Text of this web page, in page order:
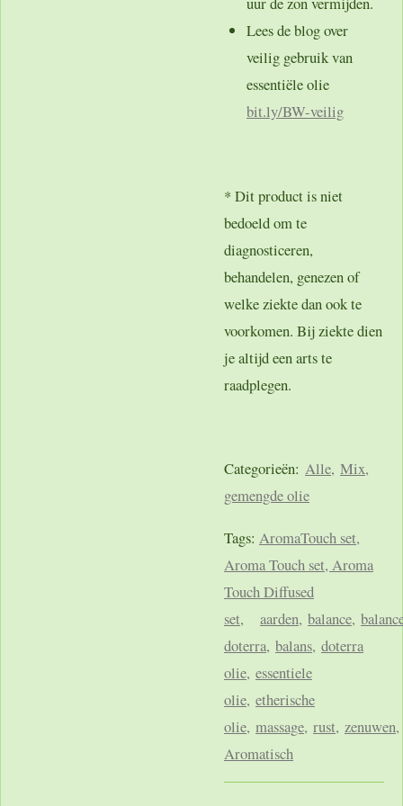
Lees de blog over
veilig gebruik van
essentiële olie
bit.ly/BW-veilig
* Dit product is niet
bedoeld om te
diagnosticeren,
behandelen, genezen of
welke ziekte dan ook te
voorkomen. Bij ziekte dien
je altijd een arts te
raadplegen.
Categorieën: Alle, Mix,
gemengde olie
Tags: AromaTouch set,
Aroma Touch set, Aroma
Touch Diffused
set,
aarden, balance,
doterra, balans, doterra
olie, essentiele
olie, etherische
olie, massage, rust, zenuwen,
Aromatisch